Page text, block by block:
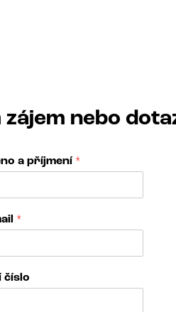
zájem nebo
a příjmení *
*
číslo